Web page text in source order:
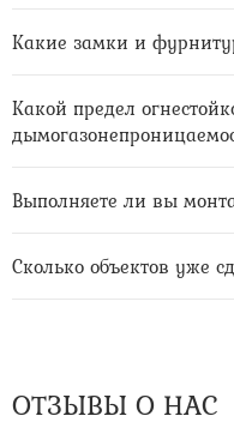
Какие замки и
Какой предел
Выполняете ли вы
Сколько объектов уже
ОТЗЫВЫ О НАС